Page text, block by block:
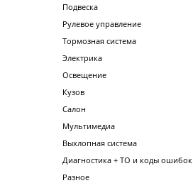
Подвеска
Рулевое управление
Тормозная система
Электрика
Освещение
Кузов
Салон
Мультимедиа
Выхлопная система
Диагностика + ТО и коды ошибок
Разное